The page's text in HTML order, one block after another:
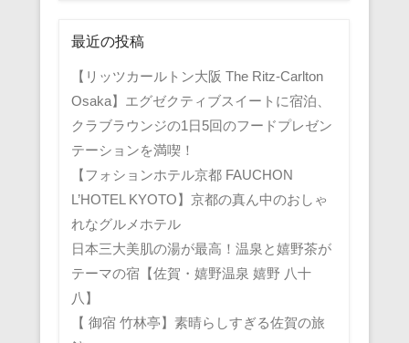
最近の投稿
【リッツカールトン大阪 The Ritz-Carlton
Osaka】エグゼクティブスイートに宿泊、
クラブラウンジの1日5回のフードプレゼン
テーションを満喫！
【フォションホテル京都 FAUCHON
L’HOTEL KYOTO】京都の真ん中のおしゃ
れなグルメホテル
日本三大美肌の湯が最高！温泉と嬉野茶が
テーマの宿【佐賀・嬉野温泉 嬉野 八十
八】
【 御宿 竹林亭】素晴らしすぎる佐賀の旅